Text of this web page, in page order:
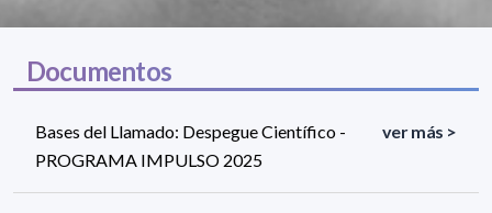
Documentos
Bases del Llamado: Despegue Científico -
PROGRAMA IMPULSO 2025
ver más >